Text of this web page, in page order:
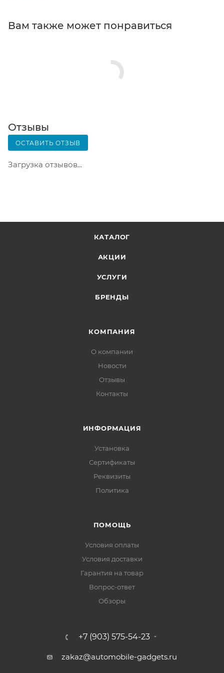
телефон или e-mail придет уникальный код.
Почтовая доставка через почту России. Когда
Вскрывать коробку самостоятельно вы можете
только после оплаты заказа. Один заказ может
содержать не больше 10 позиций и его стоимость
не должна превышать 100 000 р.
Вам также может понравиться
Отзывы
ОСТАВИТЬ ОТЗЫВ
Загрузка отзывов...
КАТАЛОГ
АКЦИИ
УСЛУГИ
БРЕНДЫ
КОМПАНИЯ
О компании
Новости
Отзывы
Контакты
ИНФОРМАЦИЯ
Установка
Сертификаты
Реквизиты
Политика
ПОМОЩЬ
Условия оплаты
Условия доставки
Гарантия на товар
Вопрос-ответ
Обзоры
+7 (903) 575-54-23
zakaz@automobile-gadgets.ru